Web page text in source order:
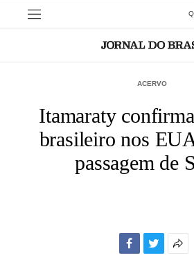
ACERVO
Itamaraty
brasileiro nos
passagem de